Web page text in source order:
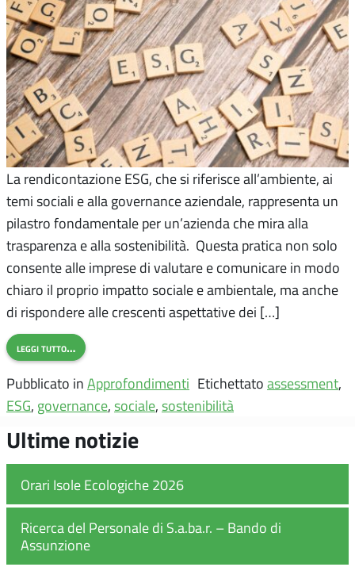
La rendicontazione ESG, che si riferisce all’ambiente, ai
temi sociali e alla governance aziendale, rappresenta un
pilastro fondamentale per un’azienda che mira alla
trasparenza e alla sostenibilità. Questa pratica non solo
consente alle imprese di valutare e comunicare in modo
chiaro il proprio impatto sociale e ambientale, ma anche
di rispondere alle crescenti aspettative dei […]
leggi tutto…
Pubblicato in Approfondimenti Etichettato assessment,
ESG, governance, sociale, sostenibilità
Ultime notizie
Orari Isole Ecologiche 2026
Ricerca del Personale di S.a.ba.r. – Bando di
Assunzione